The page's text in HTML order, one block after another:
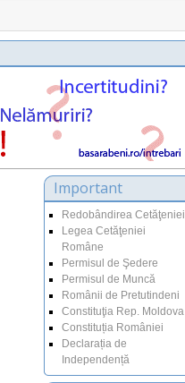
Important
Redobândirea Cetăţeniei
Legea Cetăţeniei
Române
Permisul de Şedere
Permisul de Muncă
Românii de Pretutindeni
Constituţia Rep. Moldova
Constituția României
Declarația de
Independență